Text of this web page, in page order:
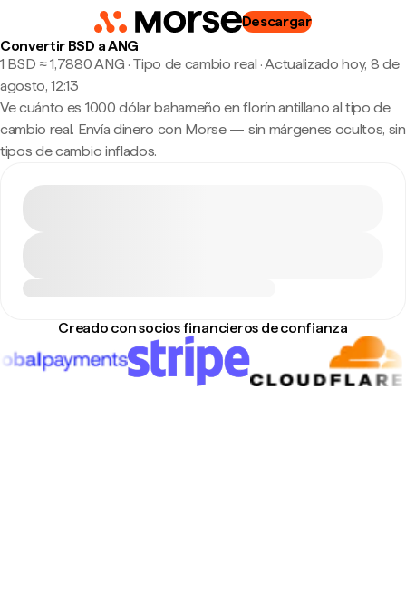
Descargar
Convertir BSD a ANG
1 BSD ≈ 1,7880 ANG · Tipo de cambio real ·Actualizado hoy, 8 de
agosto, 12:13
Ve cuánto es 1000 dólar bahameño en florín antillano al tipo de
cambio real. Envía dinero con Morse — sin márgenes ocultos, sin
tipos de cambio inflados.
Creado con socios financieros de confianza